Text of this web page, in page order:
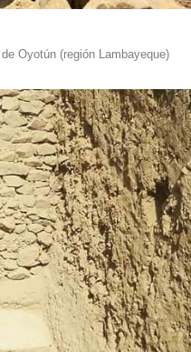
Oyotún (región Lambayeque)